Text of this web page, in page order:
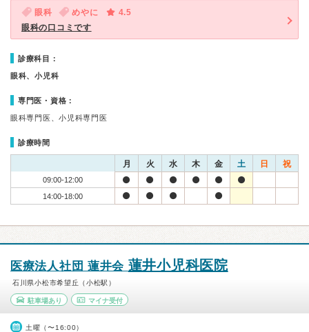
眼科 めやに
4.5
眼科の口コミです
診療科目：
眼科、小児科
専門医・資格：
眼科専門医、小児科専門医
診療時間
月 火 水 木 金 土 日 祝
09:00-12:00
14:00-18:00
医療法人社団 蓮井会 蓮井小児科医院
石川県小松市希望丘（小松駅）
駐車場あり マイナ受付
土曜（〜16:00）